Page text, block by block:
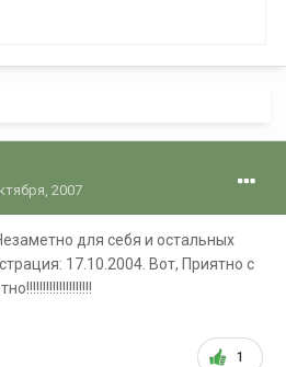
2007
для себя и остальных
17.10.2004. Вот, Приятно с
1